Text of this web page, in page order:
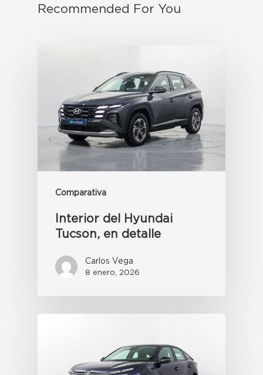
Recommended For You
Comparativa
Interior del Hyundai
Tucson, en detalle
Carlos Vega
8 enero, 2026